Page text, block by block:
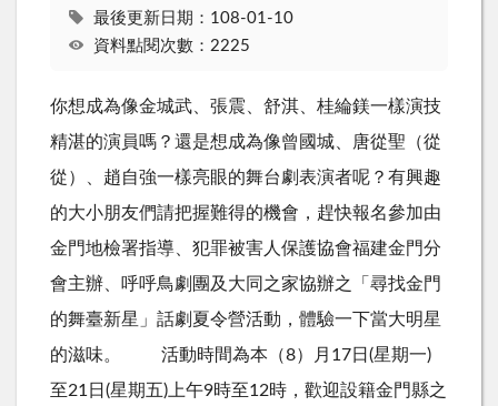
最後更新日期：108-01-10
資料點閱次數：2225
你想成為像金城武、張震、舒淇、桂綸鎂一樣演技
精湛的演員嗎？還是想成為像曾國城、唐從聖（從
從）、趙自強一樣亮眼的舞台劇表演者呢？有興趣
的大小朋友們請把握難得的機會，趕快報名參加由
金門地檢署指導、犯罪被害人保護協會福建金門分
會主辦、呼呼鳥劇團及大同之家協辦之「尋找金門
的舞臺新星」話劇夏令營活動，體驗一下當大明星
的滋味。 活動時間為本（8）月17日(星期一)
至21日(星期五)上午9時至12時，歡迎設籍金門縣之